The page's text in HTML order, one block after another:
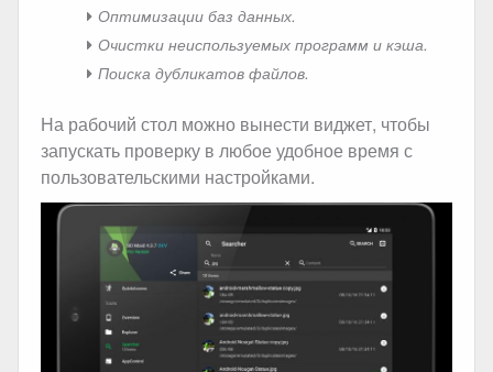
Оптимизации баз данных.
Очистки неиспользуемых программ и кэша.
Поиска дубликатов файлов.
На рабочий стол можно вынести виджет, чтобы
запускать проверку в любое удобное время с
пользовательскими настройками.